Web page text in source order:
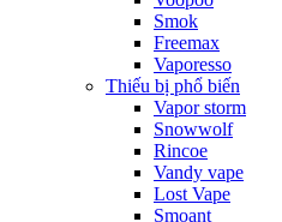
Smok
Freemax
Vaporesso
Thiếu bị phổ biến
Vapor storm
Snowwolf
Rincoe
Vandy vape
Lost Vape
Smoant